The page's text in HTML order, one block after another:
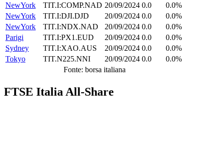
NewYork
TIT.I:COMP.NAD 20/09/2024 0.0
0.0%
NewYork
TIT.I:DJI.DJD 20/09/2024 0.0
0.0%
NewYork
TIT.I:NDX.NAD 20/09/2024 0.0
0.0%
Parigi
TIT.I:PX1.EUD 20/09/2024 0.0
0.0%
Sydney
TIT.I:XAO.AUS 20/09/2024 0.0
0.0%
Tokyo
TIT.N225.NNI 20/09/2024 0.0
0.0%
Fonte: borsa italiana
FTSE Italia All-Share